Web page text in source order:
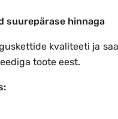
suurepärase hinnaga
kvaliteeti ja
toote eest.